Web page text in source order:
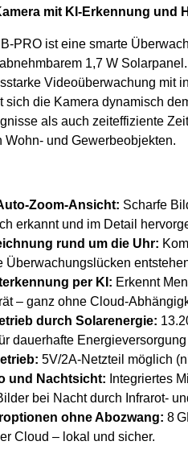
mit KI-Erkennung und
PRO ist eine smarte
1,7 W
Videoüberwachung mit
sich die Kamera dynamisch
als auch zeiteffiziente
und Gewerbeobjekten.
Zoom-Ansicht: Scharfe
erkannt und im Detail
rund um die Uhr:
Überwachungslücken
per KI: Erkennt
– ganz ohne Cloud-
durch Solarenergie:
dauerhafte
5V/2A-Netzteil möglich
und Nachtsicht: Integriertes
bei Nacht durch Infrarot-
ohne Abozwang: 8
Cloud – lokal und sicher.